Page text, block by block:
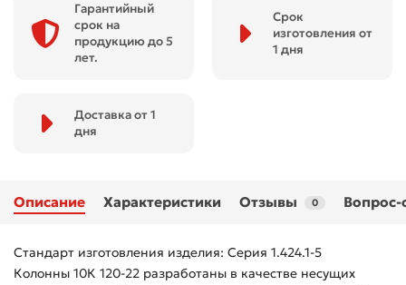
Гарантийный
срок на
продукцию до 5
лет.
Срок
изготовления от
1 дня
Доставка от 1
дня
Описание Характеристики Отзывы 0 Вопрос-
Стандарт изготовления изделия: Серия 1.424.1-5
Колонны 10К 120-22 разработаны в качестве несущих